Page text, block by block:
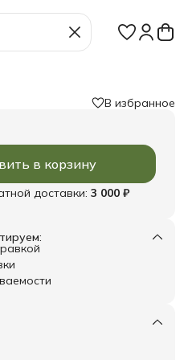
В избранное
в корзину
доставки: 3 000 ₽